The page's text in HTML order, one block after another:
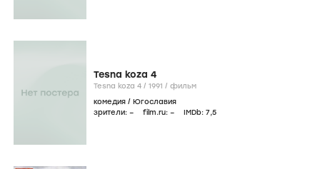
Tesna koza 4
Tesna koza 4 / 1991 / фильм
комедия / Югославия
зрители: – film.ru: – IMDb: 7,5